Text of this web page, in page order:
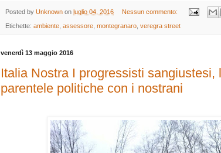
Posted by Unknown on luglio 04, 2016 Nessun commento:
Etichette: ambiente assessore montegranaro veregra street
venerdì 13 maggio 2016
Italia Nostra I progressisti sangiustesi,
parentele politiche con i nostrani